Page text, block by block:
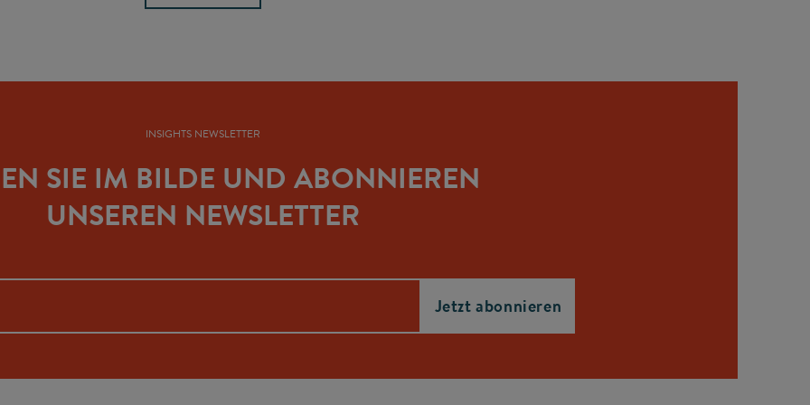
INSIGHTS NEWSLETTER
SIE IM BILDE UND ABONNIEREN
UNSEREN NEWSLETTER